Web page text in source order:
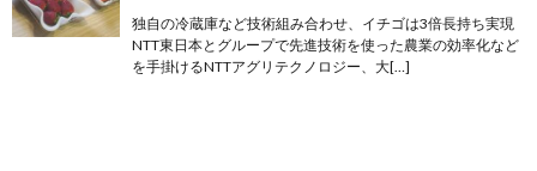
独自の冷蔵庫など技術組み合わせ、イチゴは3倍長持ち実現
NTT東日本とグループで先進技術を使った農業の効率化など
を手掛けるNTTアグリテクノロジー、大[…]